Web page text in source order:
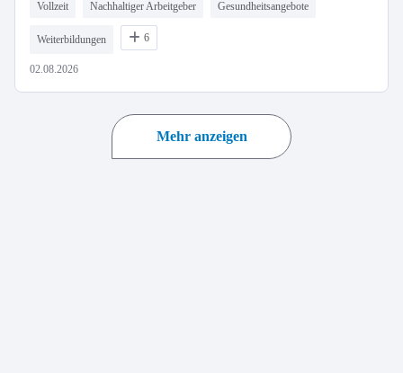
Vollzeit Nachhaltiger Arbeitgeber Gesundheitsangebote
Weiterbildungen 6
02.08.2026
Mehr anzeigen